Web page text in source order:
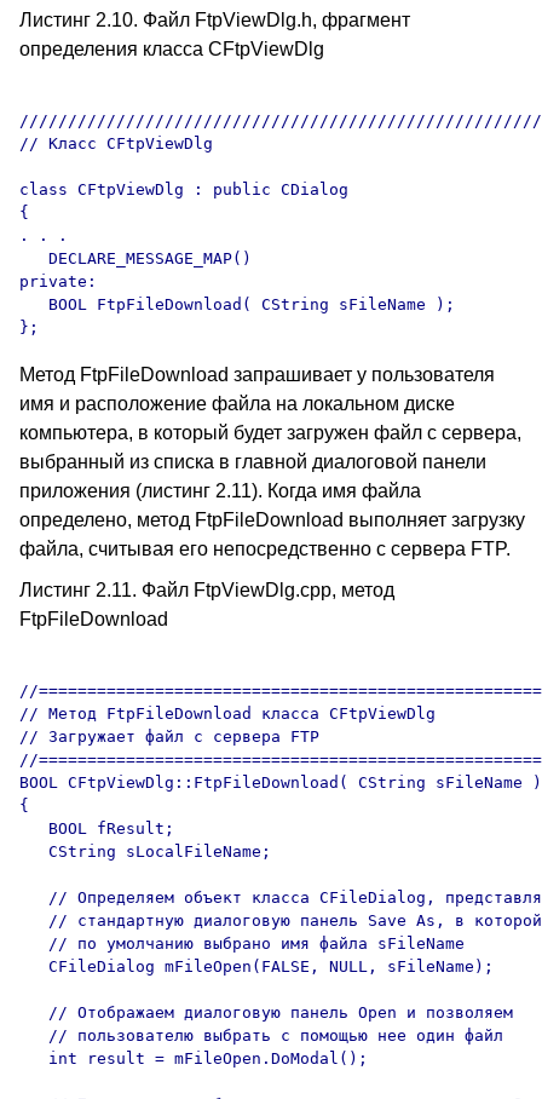
Листинг 2.10. Файл FtpViewDlg.h, фрагмент
определения класса CFtpViewDlg
// Класс CFtpViewDlg
class CFtpViewDlg : public CDialog
{
. . .
   DECLARE_MESSAGE_MAP()
private:
   BOOL FtpFileDownload( CString sFileName );
Метод FtpFileDownload запрашивает у пользователя
имя и расположение файла на локальном диске
компьютера, в который будет загружен файл с сервера,
выбранный из списка в главной диалоговой панели
приложения (листинг 2.11). Когда имя файла
определено, метод FtpFileDownload выполняет загрузку
файла, считывая его непосредственно с сервера FTP.
Листинг 2.11. Файл FtpViewDlg.cpp, метод
FtpFileDownload
//
// Метод FtpFileDownload класса CFtpViewDlg
// Загружает файл с сервера FTP
//
BOOL CFtpViewDlg::FtpFileDownload( CString sFileName )
{
   BOOL fResult;
   CString sLocalFileName;
// Определяем объект класса CFileDialog,
   // стандартную диалоговую панель Save As, в которой
   // по умолчанию выбрано имя файла sFileName
   CFileDialog mFileOpen(FALSE, NULL, sFileName);
   // Отображаем диалоговую панель Open и позволяем
   // пользователю выбрать с помощью нее один файл
   int result = mFileOpen.DoModal();